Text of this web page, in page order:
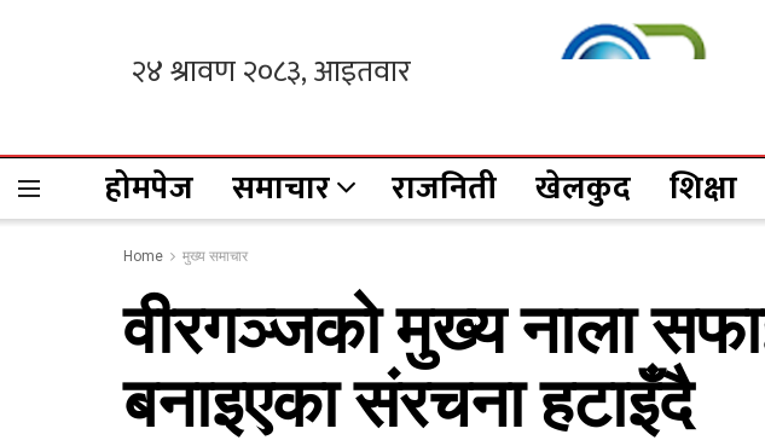
होमपेज समाचार राजनिती खेलकुद शिक्षा
Home मुख्य समाचार
वीरगञ्जको मुख्य नाला
बनाइएका संरचना हटाइँदै